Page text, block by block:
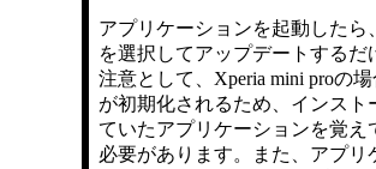
アプリケーションを起動したら
を選択してアップデートするだ
注意として、Xperia mini proの
が初期化されるため、インスト
ていたアプリケーションを覚え
必要があります。また、アプリ